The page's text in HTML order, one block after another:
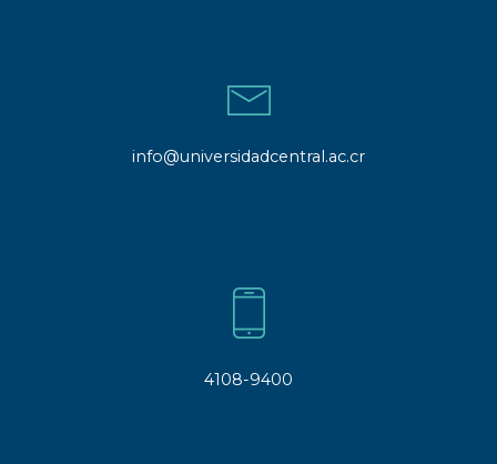
info@universidadcentral.ac.cr
4108-9400